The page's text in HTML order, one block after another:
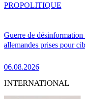
Guerre de
allemandes prises pour
06.08.2026
PROPOLITIQUE
INTERNATIONAL